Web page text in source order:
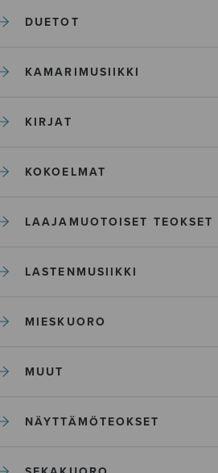
DUETOT
KAMARIMUSIIKKI
KIRJAT
KOKOELMAT
LAAJAMUOTOISET TEOKSET
LASTENMUSIIKKI
MIESKUORO
MUUT
NÄYTTÄMÖTEOKSET